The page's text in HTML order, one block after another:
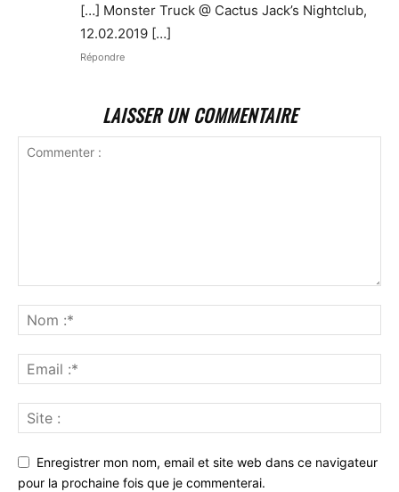
[…] Monster Truck @ Cactus Jack’s Nightclub,
12.02.2019 […]
Répondre
LAISSER UN COMMENTAIRE
Enregistrer mon nom, email et site web dans ce navigateur
pour la prochaine fois que je commenterai.